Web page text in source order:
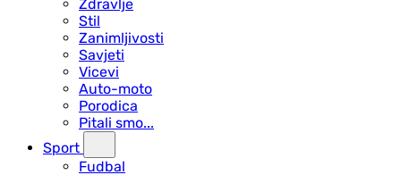
Zdravlje
Stil
Zanimljivosti
Savjeti
Vicevi
Auto-moto
Porodica
Pitali smo...
Sport
Fudbal